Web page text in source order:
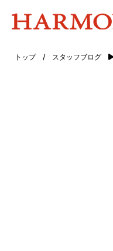
トップ/ スタッフブログ